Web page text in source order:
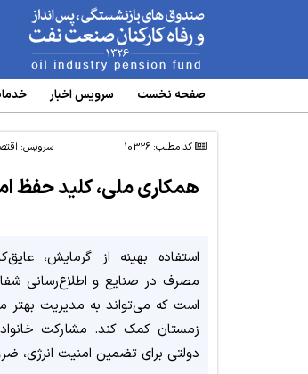
www.oipf.ir
صفحه نخست سرویس‌ اخبار
کد مطلب: 10326 سرویس:
همکاری ملی، کلید حفظ
استفاده بهینه از گرمایش،
مصرف در صنایع و اطلاع‌رسانی
است که می‌تواند به مدیریت بهتر
زمستان کمک کند. مشارکت
دولتی برای تضمین امنیت انرژی،